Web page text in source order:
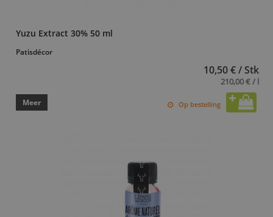
Yuzu Extract 30% 50 ml
Patisdécor
10,50 € / Stk
210,00 € / l
Meer Op bestelling